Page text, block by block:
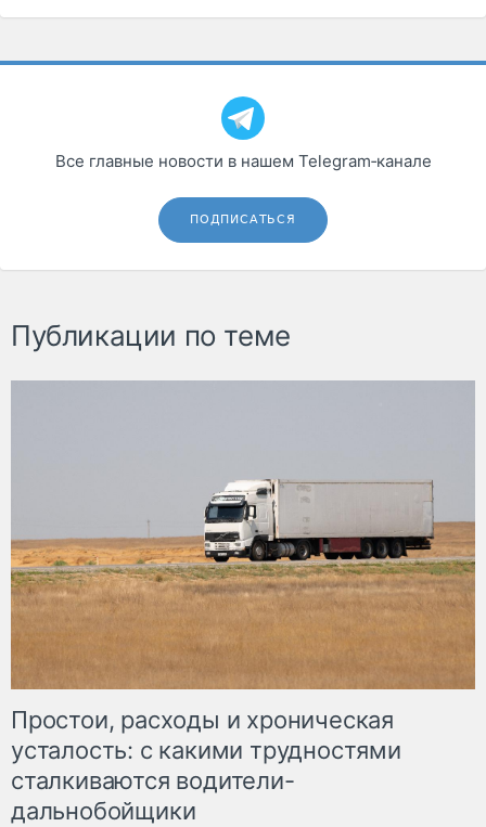
Все главные новости в нашем Telegram‑канале
ПОДПИСАТЬСЯ
Публикации по теме
Простои, расходы и хроническая
усталость: с какими трудностями
сталкиваются водители-
дальнобойщики